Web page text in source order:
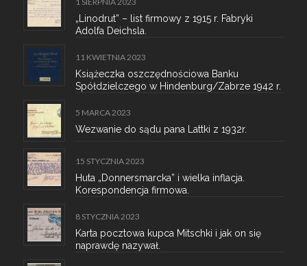
„Linodrut” – list firmowy z 1915 r. Fabryki
Adolfa Deichsla.
11 KWIETNIA 2023
Książeczka oszczędnościowa Banku
Spółdzielczego w Hindenburg/Zabrze 1942 r.
5 MARCA 2023
Wezwanie do sądu pana Lattki z 1932r.
15 STYCZNIA 2023
Huta „Donnersmarcka” i wielka inflacja.
Korespondencja firmowa.
8 STYCZNIA 2023
Karta pocztowa kupca Mitschki i jak on się
naprawdę nazywał.